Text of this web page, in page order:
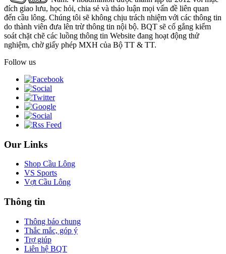
đích giao lưu, học hỏi, chia sẻ và thảo luận mọi vấn đề liên quan
đến cầu lông. Chúng tôi sẽ không chịu trách nhiệm với các thông tin
do thành viên đưa lên trừ thông tin nội bộ. BQT sẽ cố gắng kiểm
soát chặt chẽ các luồng thông tin Website đang hoạt động thử
nghiệm, chờ giấy phép MXH của Bộ TT & TT.
Follow us
Our Links
Shop Cầu Lông
VS Sports
Vợt Cầu Lông
Thông tin
Thông báo chung
Thắc mắc, góp ý
Trợ giúp
Liên hệ BQT